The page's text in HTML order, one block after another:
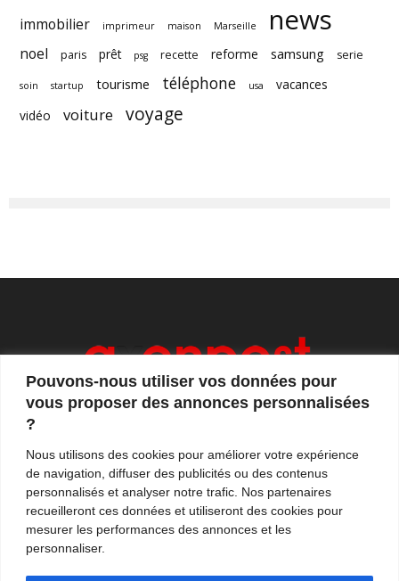
Pouvons-nous utiliser vos données pour
vous proposer des annonces personnalisées
?
Nous utilisons des cookies pour améliorer votre expérience
de navigation, diffuser des publicités ou des contenus
personnalisés et analyser notre trafic. Nos partenaires
recueilleront ces données et utiliseront des cookies pour
mesurer les performances des annonces et les
personnaliser.
immobilier imprimeur maison Marseille news
noel paris prêt psg recette reforme samsung serie
soin startup tourisme téléphone usa
vacances
vidéo
voiture voyage
et de tendances. Notre équipe de journalistes vous
propose quotidiennement de suivre l'actualité en
France et à l'international.
Contactez-nous:contact@axonpost.com